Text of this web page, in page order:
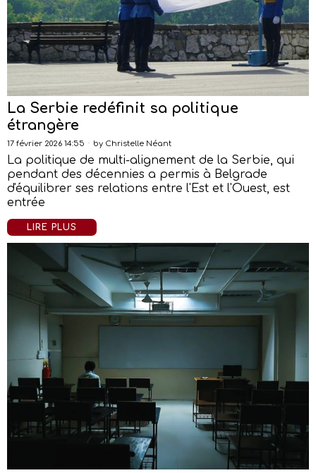
La Serbie redéfinit sa politique
étrangère
17 février 2026 14:55 by Christelle Néant
La politique de multi-alignement de la Serbie, qui
pendant des décennies a permis à Belgrade
d'équilibrer ses relations entre l'Est et l'Ouest, est
entrée
LIRE PLUS